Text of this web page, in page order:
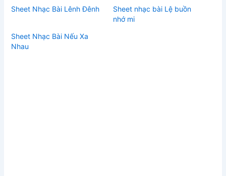
Sheet Nhạc Bài Lênh Đênh
Sheet nhạc bài Lệ buồn
nhớ mi
Sheet Nhạc Bài Nếu Xa
Nhau